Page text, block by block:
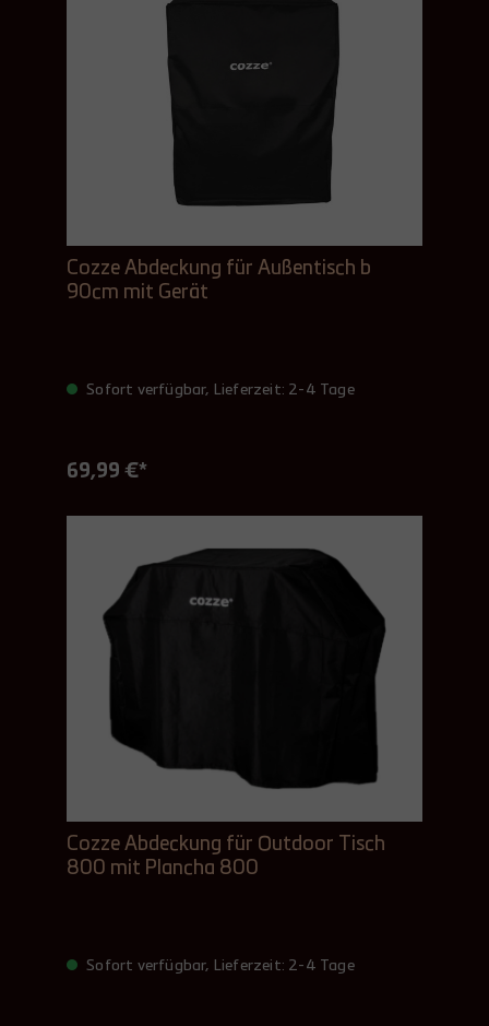
Cozze Abdeckung für Außentisch b
90cm mit Gerät
Sofort verfügbar, Lieferzeit: 2-4 Tage
69,99 €*
Cozze Abdeckung für Outdoor Tisch
800 mit Plancha 800
Sofort verfügbar, Lieferzeit: 2-4 Tage